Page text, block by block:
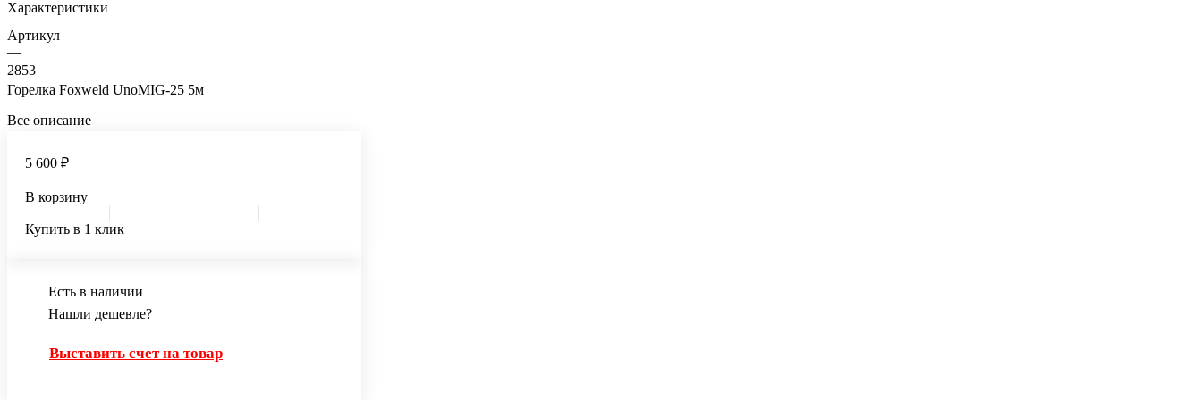
Характеристики
Артикул
—
2853
Горелка Foxweld UnoMIG-25 5м
Все описание
5 600 ₽
В корзину
Купить в 1 клик
Есть в наличии
Нашли дешевле?
Выставить счет на товар